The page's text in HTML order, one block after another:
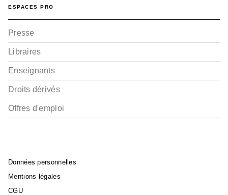
ESPACES PRO
Presse
Libraires
Enseignants
Droits dérivés
Offres d'emploi
Données personnelles
Mentions légales
CGU